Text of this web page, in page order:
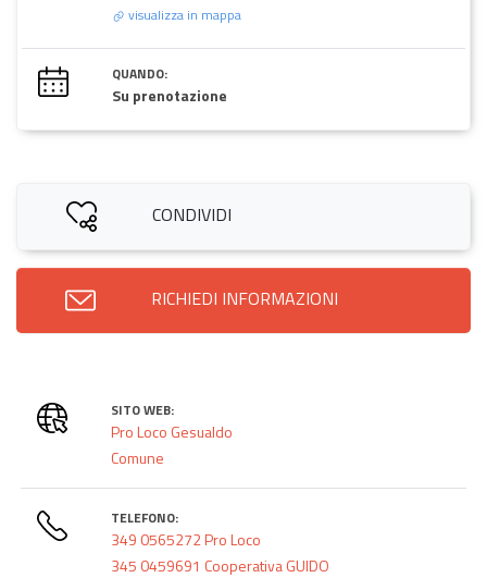
visualizza in mappa
QUANDO:
Su prenotazione
CONDIVIDI
RICHIEDI INFORMAZIONI
SITO WEB:
Pro Loco Gesualdo
Comune
TELEFONO:
349 0565272 Pro Loco
345 0459691 Cooperativa GUIDO